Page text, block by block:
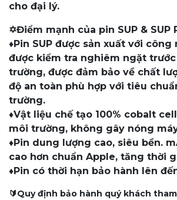
cho đại lý.
✡️Điểm mạnh của pin SUP & SUP
♦️Pin SUP được sản xuất với công
được kiểm tra nghiêm ngặt
trường, được đảm bảo về chất
độ an toàn phù hợp với tiêu
trường.
♦️Vật liệu chế tạo 100% cobalt
môi trường, không gây nóng
♦️Pin dung lượng cao, siêu bền.
cao hơn chuẩn Apple, tăng thời
♦️Pin có thời hạn bảo hành lên
🔰Quy định bảo hành quý khách